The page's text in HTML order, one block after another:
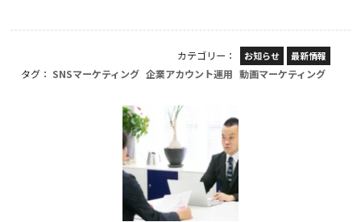
カテゴリー： お知らせ 最新情報
タグ： SNSマーケティング 企業アカウント運用 動画マーケティング